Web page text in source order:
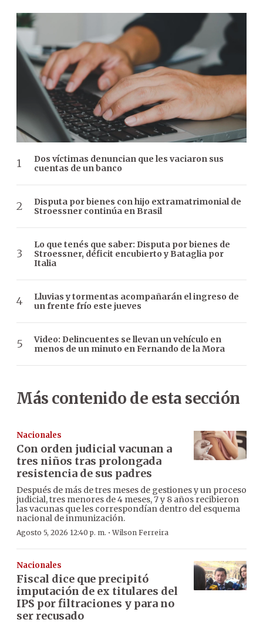
Dos víctimas denuncian que les vaciaron sus
cuentas de un banco
Disputa por bienes con hijo extramatrimonial de
Stroessner continúa en Brasil
Lo que tenés que saber: Disputa por bienes de
Stroessner, déficit encubierto y Bataglia por
Italia
Lluvias y tormentas acompañarán el ingreso de
un frente frío este jueves
Video: Delincuentes se llevan un vehículo en
menos de un minuto en Fernando de la Mora
Más contenido de esta sección
Nacionales
Con orden judicial vacunan a
tres niños tras prolongada
resistencia de sus padres
Después de más de tres meses de gestiones y un proceso
judicial, tres menores de 4 meses, 7 y 8 años recibieron
las vacunas que les correspondían dentro del esquema
nacional de inmunización.
Agosto 5, 2026 12:40 p. m. ·Wilson Ferreira
Nacionales
Fiscal dice que precipitó
imputación de ex titulares del
IPS por filtraciones y para no
ser recusado